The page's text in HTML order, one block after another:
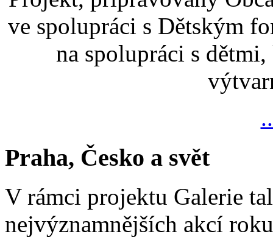
ve spolupráci s Dětským
na spolupráci s
Praha, Česko a svět
V rámci projektu Galerie
nejvýznamnějších akcí